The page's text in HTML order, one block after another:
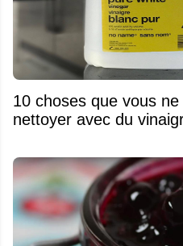
10 choses que vous
nettoyer avec du